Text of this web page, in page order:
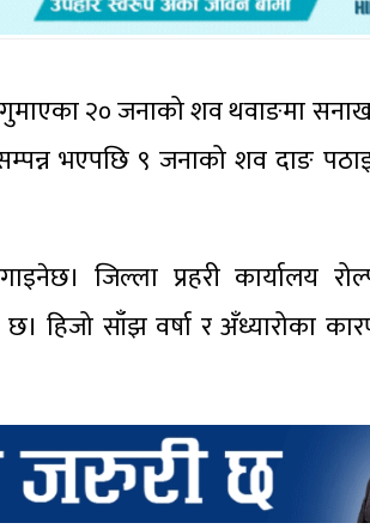
गुमाएका २० जनाको शव थवाङमा
भएपछि ९ जनाको शव दाङ
जिल्ला प्रहरी कार्यालय
हिजो साँझ वर्षा र अँध्यारोका